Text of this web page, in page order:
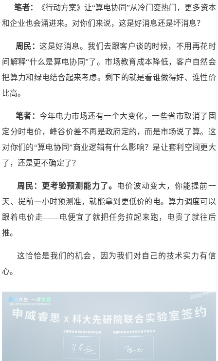
笔者：
《行动方案》让“算电协同”从冷门变热门，更多资本
和企业也会涌进来。对你们来说，这是好消息还是坏消息？
周民：这是好消息。我们去跟客户谈的时候，不用再花时
间解释“什么是算电协同”了。市场教育成本降低，客户自然会
把算力和绿电结合起来考虑。剩下的就是看谁做得好、谁性价
比高。
笔者：今年电力市场还有一个大变化，一些省市取消了固
定分时电价，峰谷价差不再是政府定的，而是市场说了算。这
对你们的“算电协同”商业逻辑有什么影响？是让套利空间更大
了，还是更不确定了？
周民： 更考验预测能力了。
电价波动变大，你能提前一
天、提前一小时预测准，就能拿到更低价的电。算力调度可以
跟着电价走——电便宜了就把任务拉起来跑，电贵了就往后
推。
这恰恰是我们的机会，因为我们对自己的技术实力有信
心。